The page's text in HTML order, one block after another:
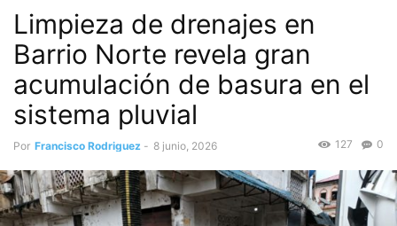
Limpieza de drenajes en
Barrio Norte revela gran
acumulación de basura en el
sistema pluvial
Por Francisco Rodriguez - 8 junio, 2026 0
127